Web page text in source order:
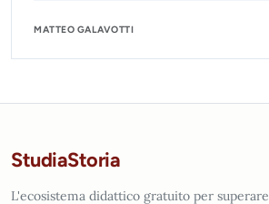
MATTEO GALAVOTTI
StudiaStoria
L'ecosistema didattico gratuito per